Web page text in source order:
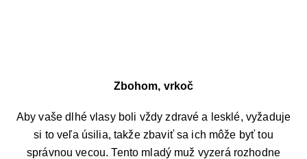
Zbohom, vrkoč
Aby vaše dlhé vlasy boli vždy zdravé a lesklé, vyžaduje
si to veľa úsilia, takže zbaviť sa ich môže byť tou
správnou vecou. Tento mladý muž vyzerá rozhodne